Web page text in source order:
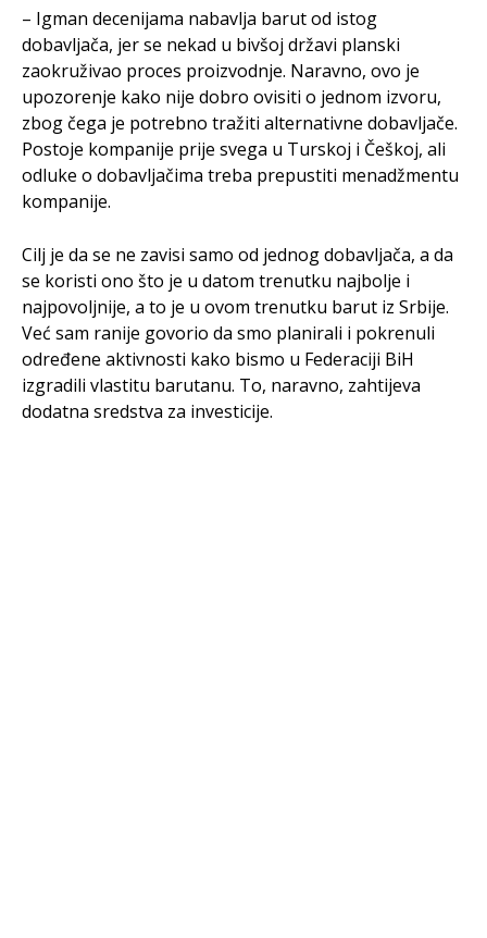
– Igman decenijama nabavlja barut od istog
dobavljača, jer se nekad u bivšoj državi planski
zaokruživao proces proizvodnje. Naravno, ovo je
upozorenje kako nije dobro ovisiti o jednom izvoru,
zbog čega je potrebno tražiti alternativne dobavljače.
Postoje kompanije prije svega u Turskoj i Češkoj, ali
odluke o dobavljačima treba prepustiti menadžmentu
kompanije.
Cilj je da se ne zavisi samo od jednog dobavljača, a da
se koristi ono što je u datom trenutku najbolje i
najpovoljnije, a to je u ovom trenutku barut iz Srbije.
Već sam ranije govorio da smo planirali i pokrenuli
određene aktivnosti kako bismo u Federaciji BiH
izgradili vlastitu barutanu. To, naravno, zahtijeva
dodatna sredstva za investicije.